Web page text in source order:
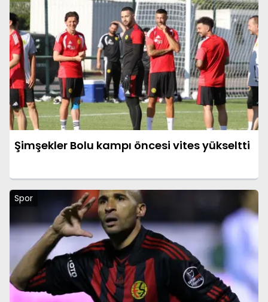
Şimşekler Bolu kampı öncesi vites yükseltti
Spor